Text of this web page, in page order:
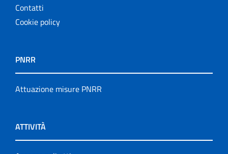
Contatti
Cookie policy
PNRR
Attuazione misure PNRR
ATTIVITÀ